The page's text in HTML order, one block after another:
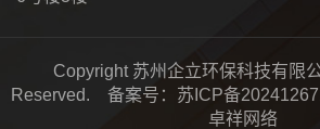
Copyright 苏州企立环保科技有限
Reserved. 备案号： 苏ICP备
卓祥网络